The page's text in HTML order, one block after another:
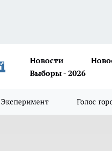
Новости
Выборы - 2026
Эксперимент Голос